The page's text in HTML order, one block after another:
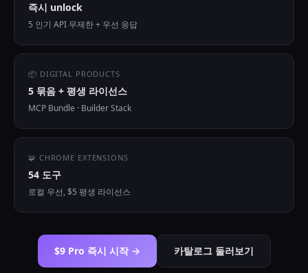
즉시 unlock
5 인기 API 무제한 + 우선 응답
📦 DIGITAL PRODUCTS
5 묶음 + 평생 라이선스
MCP Bundle · Builder Stack
🧩 CHROME EXTENSIONS
54 도구
로컬 우선, $5 평생 라이선스
$9 Pro 즉시 시작 → 카탈로그 둘러보기